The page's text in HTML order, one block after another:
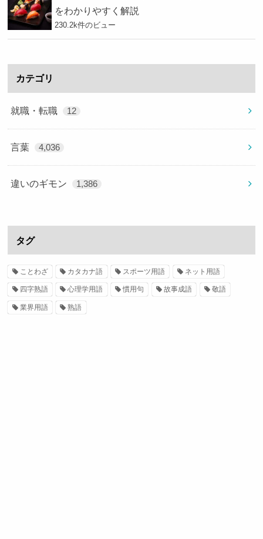
をわかりやすく解説
230.2k件のビュー
カテゴリ
就職・転職 12
言葉 4,036
違いのギモン 1,386
タグ
ことわざ カタカナ語 スポーツ用語 ネット用語
四字熟語 心理学用語 慣用句 故事成語 敬語
業界用語 熟語